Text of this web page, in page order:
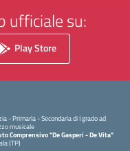
ufficiale su:
Play Store
- Primaria - Secondaria di I grado ad
musicale
Comprensivo "De Gasperi - De Vita"
(TP)